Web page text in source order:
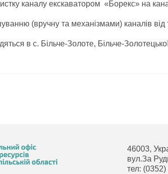
каналу екскаватором «Борекс» на
(вручну та механізмами) каналів від
в с. Більче-Золоте, Більче-
46003,
вул.За
тел: